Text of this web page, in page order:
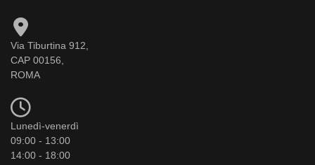
Via Tiburtina 912,
CAP 00156,
ROMA
Lunedì-venerdì
09:00 - 13:00
14:00 - 18:00